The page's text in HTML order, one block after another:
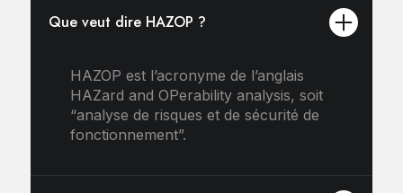
Que veut dire HAZOP ?
HAZOP est l’acronyme de l’anglais
HAZard and OPerability analysis, soit
“analyse de risques et de sécurité de
fonctionnement”.